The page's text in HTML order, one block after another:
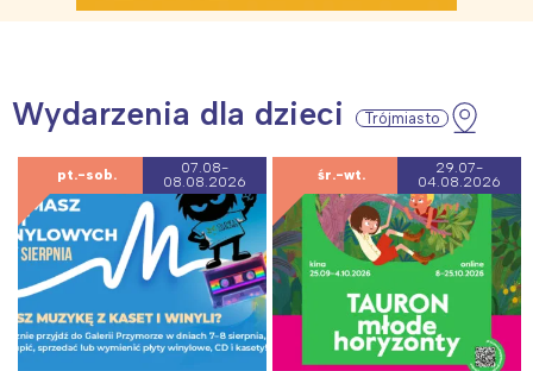
Wydarzenia dla dzieci Trójmiasto
pt.-sob.
07.08-
08.08.2026
śr.-wt.
29.07-
04.08.2026